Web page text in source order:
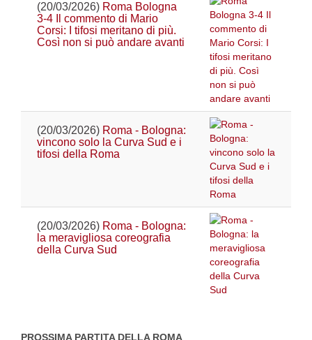
(20/03/2026) Roma Bologna
3-4 Il commento di Mario
Corsi: I tifosi meritano di più.
Così non si può andare avanti
(20/03/2026) Roma - Bologna:
vincono solo la Curva Sud e i
tifosi della Roma
(20/03/2026) Roma - Bologna:
la meravigliosa coreografia
della Curva Sud
PROSSIMA PARTITA DELLA ROMA